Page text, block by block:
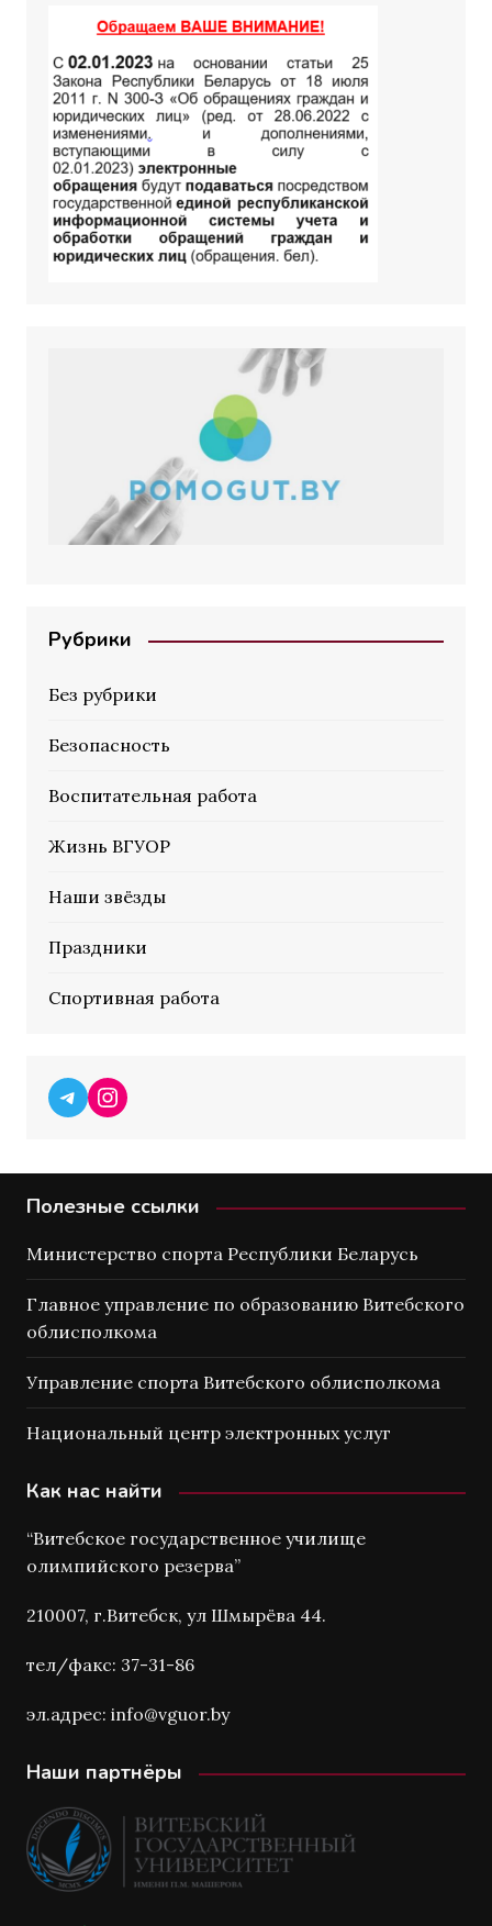
Рубрики
Без рубрики
Безопасность
Воспитательная работа
Жизнь ВГУОР
Наши звёзды
Праздники
Спортивная работа
Telegram
Instagram
Полезные ссылки
Министерство спорта Республики Беларусь
Главное управление по образованию Витебского
облисполкома
Управление спорта Витебского облисполкома
Национальный центр электронных услуг
Как нас найти
“Витебское государственное училище
олимпийского резерва”
210007, г.Витебск, ул Шмырёва 44.
тел/факс: 37-31-86
эл.адрес: info@vguor.by
Наши партнёры